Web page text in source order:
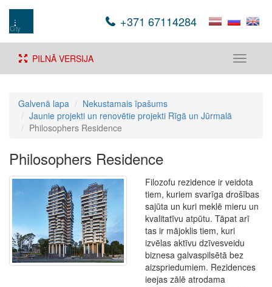
+371 67114284
Toggle
PILNĀ VERSIJA
Galvenā lapa
Nekustamais īpašums
Jaunie projekti un renovētie projekti Rīgā un Jūrmalā
Philosophers Residence
Philosophers Residence
Filozofu rezidence ir veidota
tiem, kuriem svarīga drošības
sajūta un kuri meklē mieru un
kvalitatīvu atpūtu. Tāpat arī
tas ir mājoklis tiem, kuri
izvēlas aktīvu dzīvesveidu
biznesa galvaspilsētā bez
aizspriedumiem. Rezidences
ieejas zālē atrodama